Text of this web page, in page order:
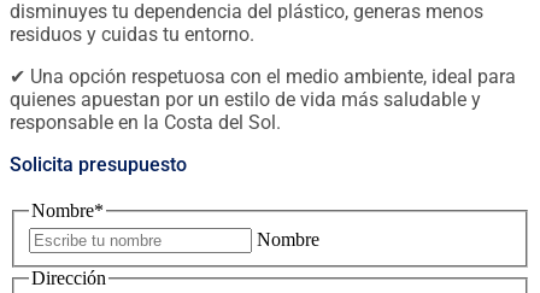
disminuyes tu dependencia del plástico, generas menos
residuos y cuidas tu entorno.
✔ Una opción respetuosa con el medio ambiente, ideal para
quienes apuestan por un estilo de vida más saludable y
responsable en la Costa del Sol.
Solicita presupuesto
Nombre*
Nombre
Dirección